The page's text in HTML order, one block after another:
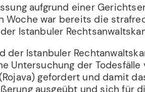
aufgrund einer
Woche war bereits die
Istanbuler
der Istanbuler
Untersuchung der Todesfälle
gefordert und damit
ausgeübt und sich für